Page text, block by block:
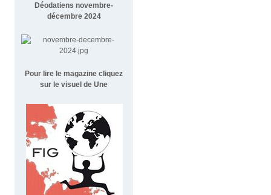
Déodatiens novembre-
décembre 2024
Pour lire le magazine cliquez
sur le visuel de Une